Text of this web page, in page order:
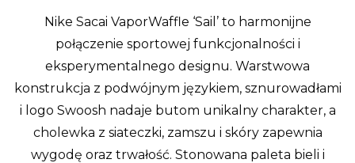
Nike Sacai VaporWaffle ‘Sail’ to harmonijne
połączenie sportowej funkcjonalności i
eksperymentalnego designu. Warstwowa
konstrukcja z podwójnym językiem, sznurowadłami
i logo Swoosh nadaje butom unikalny charakter, a
cholewka z siateczki, zamszu i skóry zapewnia
wygodę oraz trwałość. Stonowana paleta bieli i